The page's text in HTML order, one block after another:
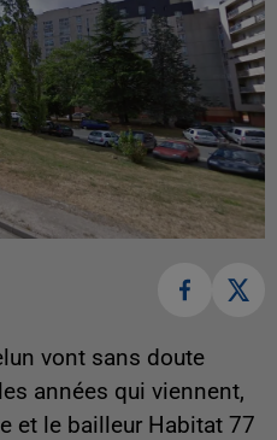
vont sans doute
années qui viennent,
et le bailleur Habitat 77